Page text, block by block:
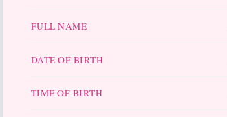
FULL NAME
DATE OF BIRTH
TIME OF BIRTH